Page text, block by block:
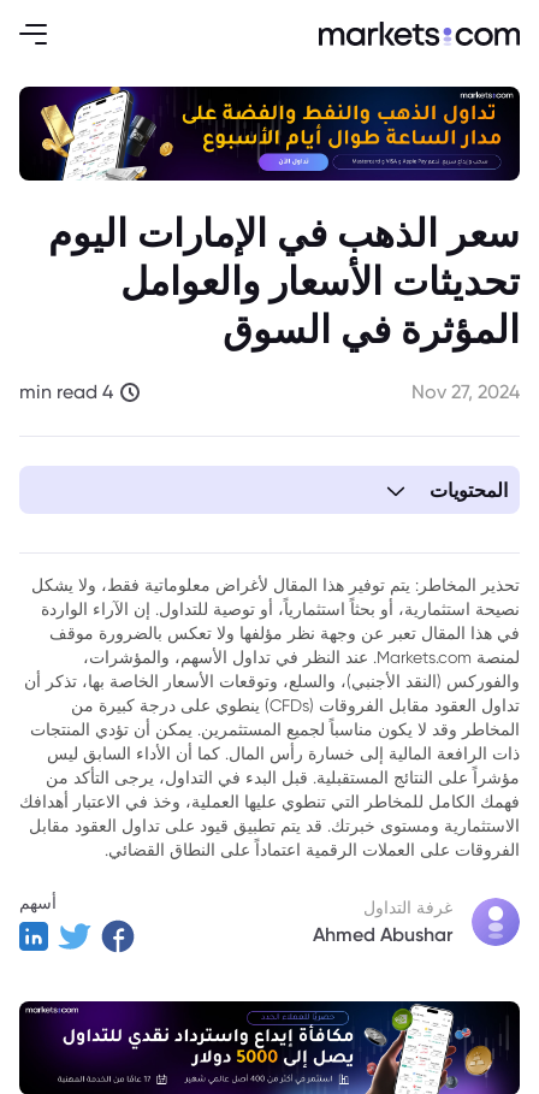
سعر الذهب في الإمارات اليوم
تحديثات الأسعار والعوامل
المؤثرة في السوق
Nov 27, 2024
4 min read
المحتويات
المستقبلية
2. سعر الذهب في الإمارات اليوم: أحدث المستجدات
3. العوامل المؤثرة في أسعار الذهب في الإمارات
4. الذهب في الإمارات: خيارات الاستثمار المتاحة
6. كيفية متابعة أسعار الذهب في الإمارات؟
7. خاتمة
تحذير المخاطر: يتم توفير هذا المقال لأغراض معلوماتية فقط، ولا يشكل
نصيحة استثمارية، أو بحثاً استثمارياً، أو توصية للتداول. إن الآراء الواردة
في هذا المقال تعبر عن وجهة نظر مؤلفها ولا تعكس بالضرورة موقف
لمنصة Markets.com. عند النظر في تداول الأسهم، والمؤشرات،
والفوركس (النقد الأجنبي)، والسلع، وتوقعات الأسعار الخاصة بها، تذكر أن
تداول العقود مقابل الفروقات (CFDs) ينطوي على درجة كبيرة من
المخاطر وقد لا يكون مناسباً لجميع المستثمرين. يمكن أن تؤدي المنتجات
ذات الرافعة المالية إلى خسارة رأس المال. كما أن الأداء السابق ليس
مؤشراً على النتائج المستقبلية. قبل البدء في التداول، يرجى التأكد من
فهمك الكامل للمخاطر التي تنطوي عليها العملية، وخذ في الاعتبار أهدافك
الاستثمارية ومستوى خبرتك. قد يتم تطبيق قيود على تداول العقود مقابل
الفروقات على العملات الرقمية اعتماداً على النطاق القضائي.
غرفة التداول
Ahmed Abushar
أسهم